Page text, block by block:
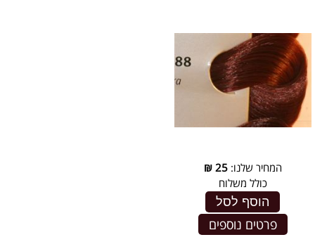
המחיר שלנו:25
₪
כולל משלוח
הוסף לסל
פרטים נוספים